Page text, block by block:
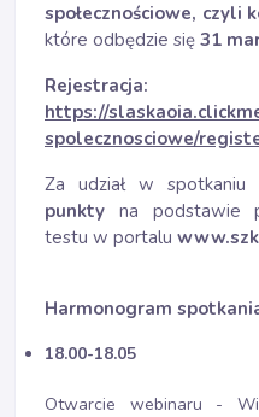
społecznościowe, czyli
które odbędzie się 31
Rejestracja:
https://
spolecznosciowe/
Za udział w spotkaniu
punkty na podstawie
testu w portalu
Harmonogram
18.00-18.05
Otwarcie webinaru -